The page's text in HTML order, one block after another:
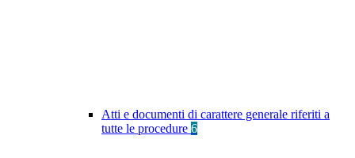
Atti e documenti di carattere generale riferiti a
tutte le procedure 6